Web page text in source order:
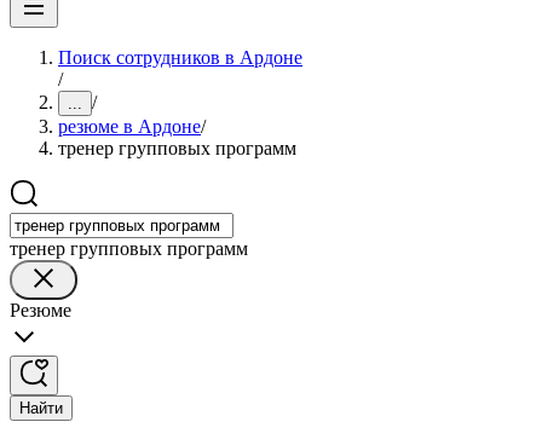
Поиск сотрудников в Ардоне
/
... /
резюме в Ардоне/
тренер групповых программ
тренер групповых программ
Резюме
Найти